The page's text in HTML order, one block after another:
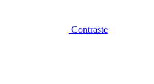
Contraste